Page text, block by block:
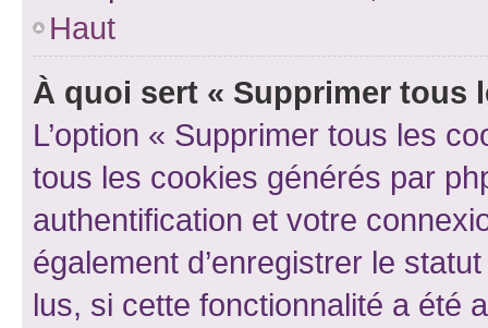
Haut
À quoi sert « Supprimer tous
L’option « Supprimer tous les
tous les cookies générés par
authentification et votre
également d’enregistrer le
lus, si cette fonctionnalité a été